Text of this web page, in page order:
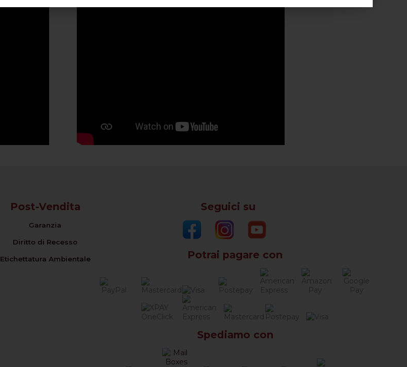
Post-Vendita
Garanzia
Diritto di Recesso
Etichettatura Ambientale
Seguici su
Potrai pagare con
Spediamo con